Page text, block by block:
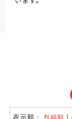
表示順：投稿順 |